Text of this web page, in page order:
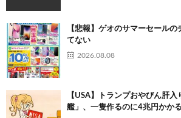
【悲報】ゲオのサマーセール
てない
2026.08.08
【USA】トランプおやびん肝
艦」、一隻作るのに4兆円かか